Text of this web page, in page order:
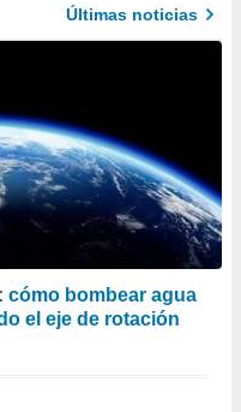
Últimas noticias
cómo bombear agua
el eje de rotación